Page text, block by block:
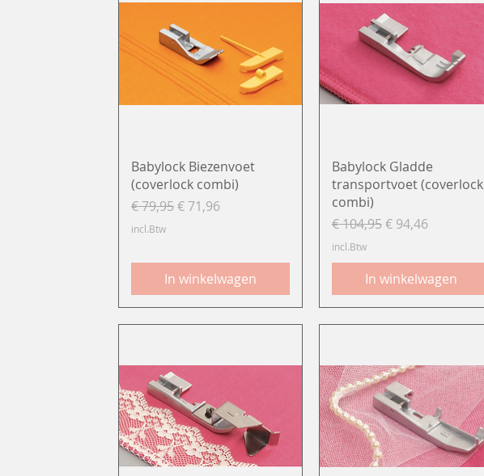
Snel overzicht
Babylock Biezenvoet
(coverlock combi)
Normale prijs
€ 79,95Verkoopprijs
€ 71,96
incl.Btw
In winkelwagen
Snel overzicht
Babylock Gladde
transportvoet (coverlock
combi)
Normale prijs
€ 104,95Verkoopprijs
€ 94,46
incl.Btw
In winkelwagen